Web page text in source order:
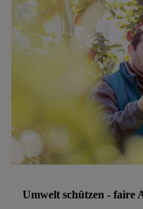
Umwelt schützen - faire